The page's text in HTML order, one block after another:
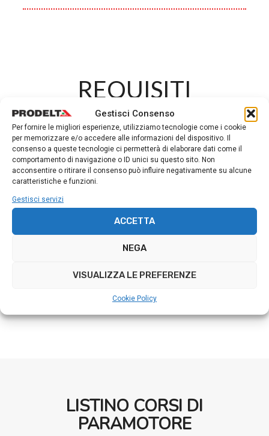
Gestisci Consenso
Per fornire le migliori esperienze, utilizziamo tecnologie come i cookie
per memorizzare e/o accedere alle informazioni del dispositivo. Il
consenso a queste tecnologie ci permetterà di elaborare dati come il
comportamento di navigazione o ID unici su questo sito. Non
acconsentire o ritirare il consenso può influire negativamente su alcune
caratteristiche e funzioni.
Gestisci servizi
ACCETTA
NEGA
VISUALIZZA LE PREFERENZE
Cookie Policy
REQUISITI
Documentazione e requisiti richiesti
per la partecipazione ai corsi.
l’attrezzatura personale
LISTINO CORSI DI
PARAMOTORE